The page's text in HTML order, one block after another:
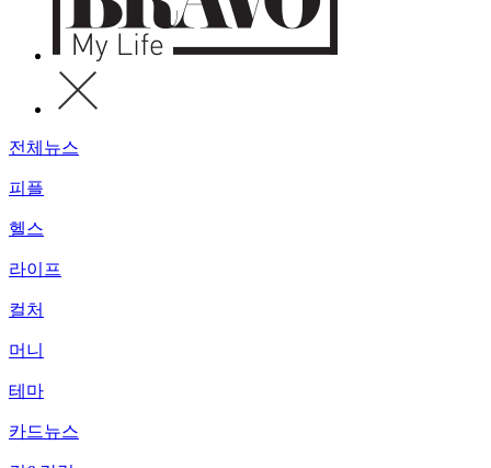
전체뉴스
피플
헬스
라이프
컬처
머니
테마
카드뉴스